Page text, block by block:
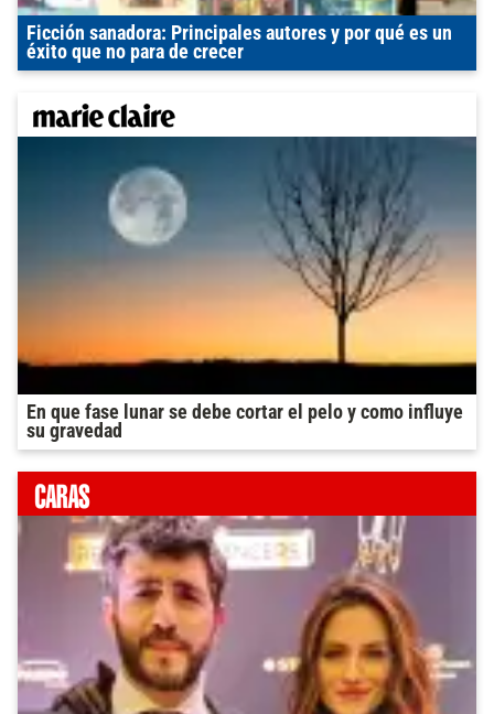
Ficción sanadora: Principales autores y por qué es un
éxito que no para de crecer
En que fase lunar se debe cortar el pelo y como influye
su gravedad